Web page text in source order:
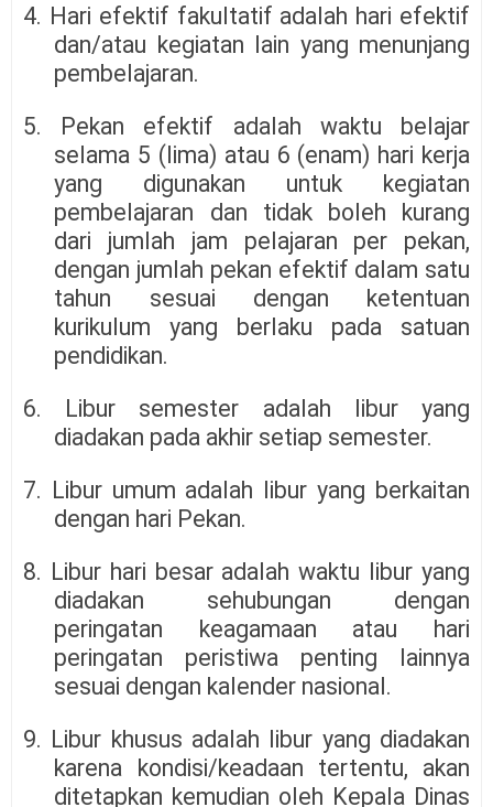
4. Hari efektif fakultatif adalah hari efektif
dan/atau kegiatan lain yang menunjang
pembelajaran.
5. Pekan efektif adalah waktu belajar
selama 5 (lima) atau 6 (enam) hari kerja
yang digunakan untuk kegiatan
pembelajaran dan tidak boleh kurang
dari jumlah jam pelajaran per pekan,
dengan jumlah pekan efektif dalam satu
tahun sesuai dengan ketentuan
kurikulum yang berlaku pada satuan
pendidikan.
6. Libur semester adalah libur yang
diadakan pada akhir setiap semester.
7. Libur umum adalah libur yang berkaitan
dengan hari Pekan.
8. Libur hari besar adalah waktu libur yang
diadakan sehubungan dengan
peringatan keagamaan atau hari
peringatan peristiwa penting lainnya
sesuai dengan kalender nasional.
9. Libur khusus adalah libur yang diadakan
karena kondisi/keadaan tertentu, akan
ditetapkan kemudian oleh Kepala Dinas